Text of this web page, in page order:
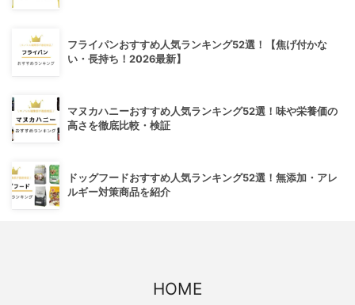
フライパンおすすめ人気ランキング52選！【焦げ付かな
い・長持ち！2026最新】
マヌカハニーおすすめ人気ランキング52選！味や栄養価の
高さを徹底比較・検証
ドッグフードおすすめ人気ランキング52選！無添加・アレ
ルギー対策商品を紹介
HOME